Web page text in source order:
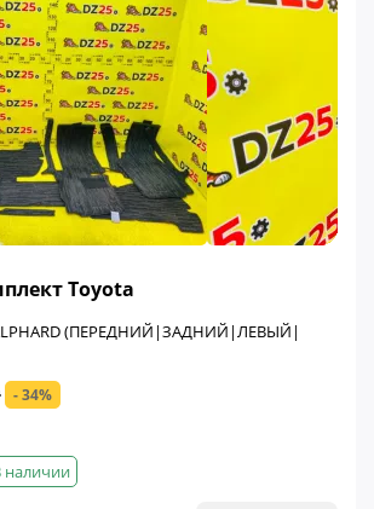
Toyota
ALPHARD (ПЕРЕДНИЙ|ЗАДНИЙ|ЛЕВЫЙ|
- 34%
наличии